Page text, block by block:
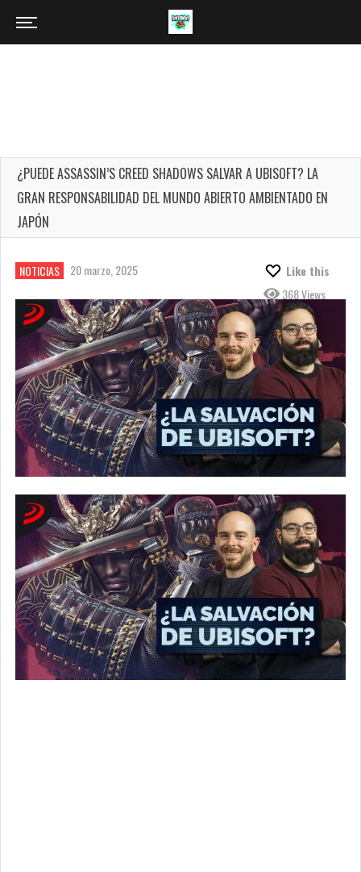
¿PUEDE ASSASSIN’S CREED SHADOWS SALVAR A UBISOFT? LA
GRAN RESPONSABILIDAD DEL MUNDO ABIERTO AMBIENTADO EN
JAPÓN
NOTICIAS 20 marzo, 2025
Like this
368 Views